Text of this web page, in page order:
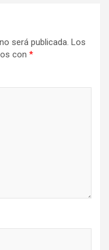
será publicada. Los
con *